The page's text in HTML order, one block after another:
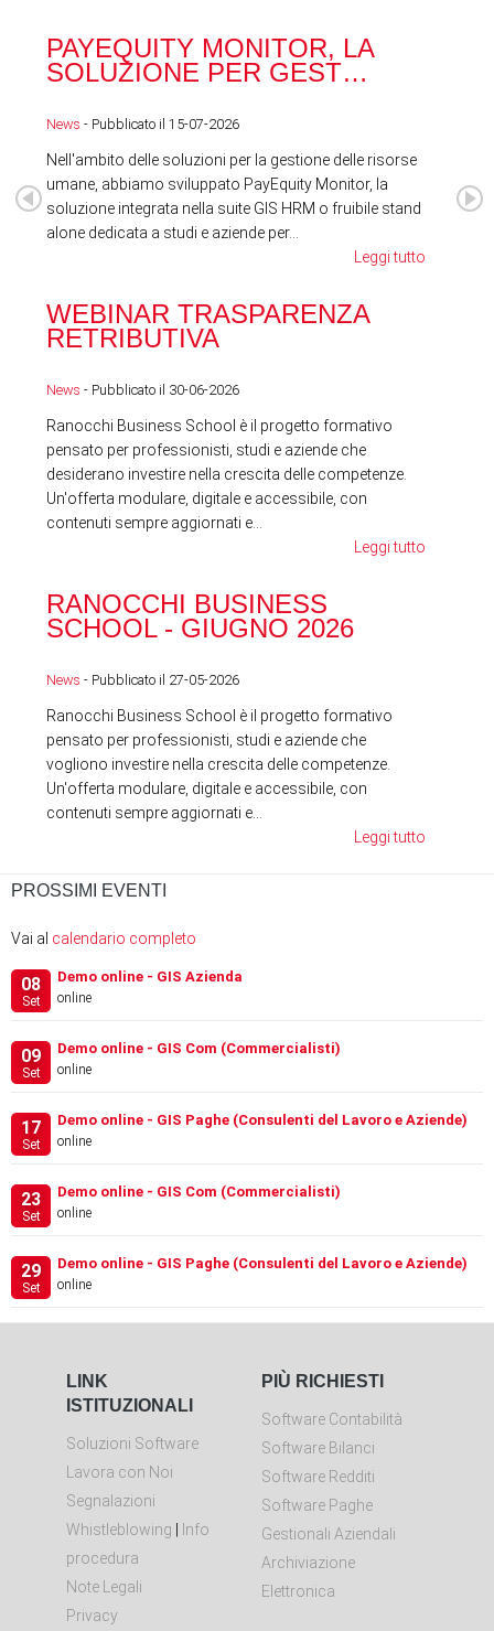
PAYEQUITY MONITOR, LA
SOLUZIONE PER GEST…
News - Pubblicato il 15-07-2026
Nell'ambito delle soluzioni per la gestione delle risorse
umane, abbiamo sviluppato PayEquity Monitor, la
soluzione integrata nella suite GIS HRM o fruibile stand
alone dedicata a studi e aziende per...
Leggi tutto
WEBINAR TRASPARENZA
RETRIBUTIVA
News - Pubblicato il 30-06-2026
Ranocchi Business School è il progetto formativo
pensato per professionisti, studi e aziende che
desiderano investire nella crescita delle competenze.
Un'offerta modulare, digitale e accessibile, con
contenuti sempre aggiornati e...
Leggi tutto
RANOCCHI BUSINESS
SCHOOL - GIUGNO 2026
News - Pubblicato il 27-05-2026
Ranocchi Business School è il progetto formativo
pensato per professionisti, studi e aziende che
vogliono investire nella crescita delle competenze.
Un'offerta modulare, digitale e accessibile, con
contenuti sempre aggiornati e...
Leggi tutto
PROSSIMI EVENTI
Vai al calendario completo
08
Set
Demo online - GIS Azienda
online
09
Set
Demo online - GIS Com (Commercialisti)
online
17
Set
Demo online - GIS Paghe (Consulenti del Lavoro e Aziende)
online
23
Set
Demo online - GIS Com (Commercialisti)
online
29
Set
Demo online - GIS Paghe (Consulenti del Lavoro e Aziende)
online
LINK
ISTITUZIONALI
Soluzioni Software
Lavora con Noi
Segnalazioni
Whistleblowing
Info
procedura
Note Legali
Privacy
PIÙ RICHIESTI
Software Contabilità
Software Bilanci
Software Redditi
Software Paghe
Gestionali Aziendali
Archiviazione
Elettronica